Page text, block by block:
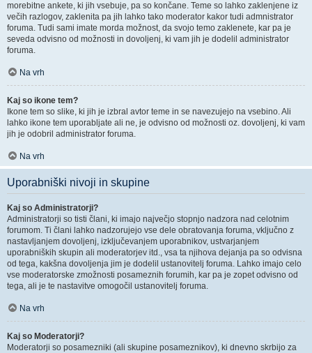
morebitne ankete, ki jih vsebuje, pa so končane. Teme so lahko zaklenjene iz
večih razlogov, zaklenita pa jih lahko tako moderator kakor tudi admnistrator
foruma. Tudi sami imate morda možnost, da svojo temo zaklenete, kar pa je
seveda odvisno od možnosti in dovoljenj, ki vam jih je dodelil administrator
foruma.
Na vrh
Kaj so ikone tem?
Ikone tem so slike, ki jih je izbral avtor teme in se navezujejo na vsebino. Ali
lahko ikone tem uporabljate ali ne, je odvisno od možnosti oz. dovoljenj, ki vam
jih je odobril administrator foruma.
Na vrh
Uporabniški nivoji in skupine
Kaj so Administratorji?
Administratorji so tisti člani, ki imajo največjo stopnjo nadzora nad celotnim
forumom. Ti člani lahko nadzorujejo vse dele obratovanja foruma, vključno z
nastavljanjem dovoljenj, izključevanjem uporabnikov, ustvarjanjem
uporabniških skupin ali moderatorjev itd., vsa ta njihova dejanja pa so odvisna
od tega, kakšna dovoljenja jim je dodelil ustanovitelj foruma. Lahko imajo celo
vse moderatorske zmožnosti posameznih forumih, kar pa je zopet odvisno od
tega, ali je te nastavitve omogočil ustanovitelj foruma.
Na vrh
Kaj so Moderatorji?
Moderatorji so posamezniki (ali skupine posameznikov), ki dnevno skrbijo za